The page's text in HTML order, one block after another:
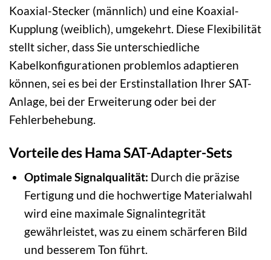
Koaxial-Stecker (männlich) und eine Koaxial-
Kupplung (weiblich), umgekehrt. Diese Flexibilität
stellt sicher, dass Sie unterschiedliche
Kabelkonfigurationen problemlos adaptieren
können, sei es bei der Erstinstallation Ihrer SAT-
Anlage, bei der Erweiterung oder bei der
Fehlerbehebung.
Vorteile des Hama SAT-Adapter-Sets
Optimale Signalqualität: Durch die präzise
Fertigung und die hochwertige Materialwahl
wird eine maximale Signalintegrität
gewährleistet, was zu einem schärferen Bild
und besserem Ton führt.